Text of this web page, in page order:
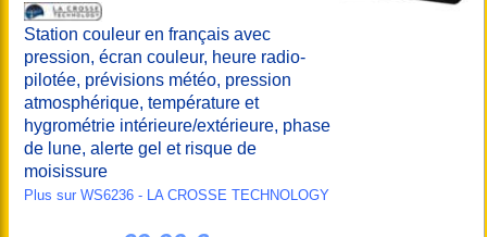
Station couleur en français avec
pression, écran couleur, heure radio-
pilotée, prévisions météo, pression
atmosphérique, température et
hygrométrie intérieure/extérieure, phase
de lune, alerte gel et risque de
moisissure
Plus sur WS6236 - LA CROSSE TECHNOLOGY